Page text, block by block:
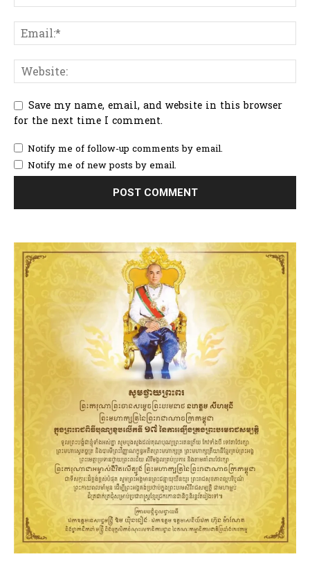
Save my name, email, and website in this browser
for the next time I comment.
Notify me of follow-up comments by email.
Notify me of new posts by email.